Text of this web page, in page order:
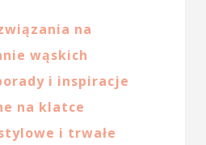
na
wąskich
i inspiracje
na klatce
i trwałe